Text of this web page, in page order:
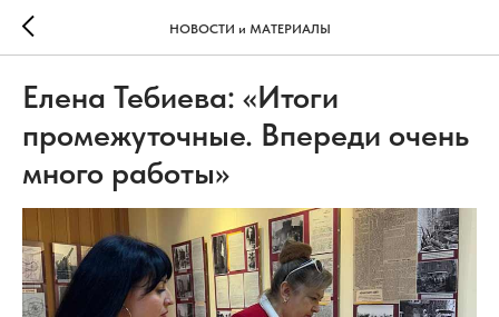
НОВОСТИ и МАТЕРИАЛЫ
Елена Тебиева: «Итоги
промежуточные. Впереди очень
много работы»